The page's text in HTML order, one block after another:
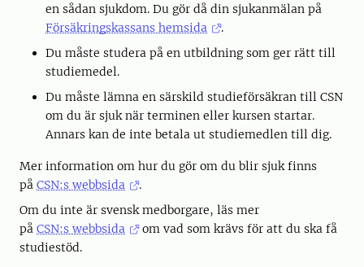
en sådan sjukdom. Du gör då din sjukanmälan på
Försäkringskassans hemsida
.
Du måste studera på en utbildning som ger rätt till
studiemedel.
Du måste lämna en särskild studieförsäkran till CSN
om du är sjuk när terminen eller kursen startar.
Annars kan de inte betala ut studiemedlen till dig.
Mer information om hur du gör om du blir sjuk finns
på CSN:s webbsida
.
Om du inte är svensk medborgare, läs mer
på CSN:s webbsida
om vad som krävs för att du ska få
studiestöd.